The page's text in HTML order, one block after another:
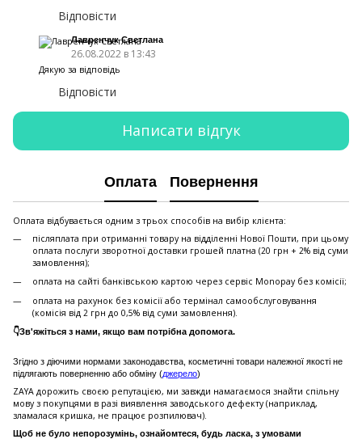
Відповісти
Лавренчук Светлана
26.08.2022 в 13:43
Дякую за відповідь
Відповісти
Написати відгук
Оплата Повернення
Оплата відбувається одним з трьох способів на вибір клієнта:
післяплата при отриманні товару на відділенні Нової Пошти, при цьому
оплата послуги зворотної доставки грошей платна (20 грн + 2% від суми
замовлення);
оплата на сайті банківською картою через сервіс Monopay без комісії;
оплата на рахунок без комісії або термінал самообслуговування
(комісія від 2 грн до 0,5% від суми замовлення).
👇Зв'яжіться з нами, якщо вам потрібна допомога.
Згідно з діючими нормами законодавства, косметичні товари належної якості не
підлягають поверненню або обміну (джерело)
ZAYA дорожить своєю репутацією, ми завжди намагаємося знайти спільну
мову з покупцями в разі виявлення заводського дефекту (наприклад,
зламалася кришка, не працює розпилювач).
Щоб не було непорозумінь, ознайомтеся, будь ласка, з умовами